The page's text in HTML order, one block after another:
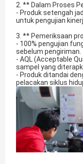
2. ** Dalam Proses
- Produk setengah
untuk pengujian
3. ** Pemeriksaan
- 100% pengujian
sebelum pengiriman.
- AQL (Acceptable
sampel yang
- Produk ditandai
pelacakan siklus